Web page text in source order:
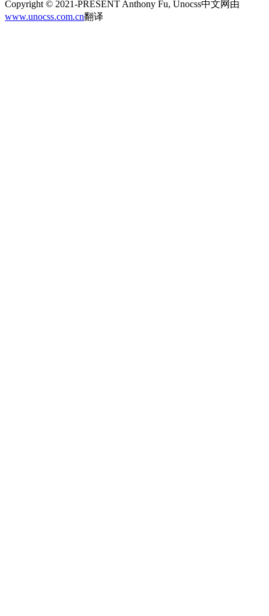
Copyright © 2021-PRESENT Anthony Fu, Unocss中文网由
www.unocss.com.cn翻译